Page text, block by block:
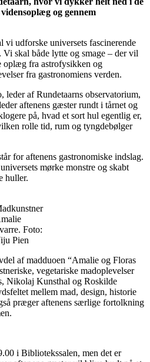
og gennem
vi udforske universets fascinerende
skal både lytte og smage – der vil
oplæg fra astrofysikken og
fra gastronomiens verden.
af Rundetaarns observatorium,
aftenens gæster rundt i tårnet og
på, hvad et sort hul egentlig er,
rolle tid, rum og tyngdebølger
for aftenens gastronomiske indslag.
mørke monstre og skabt
huller.
Foto:
Pien
af madduoen “Amalie og Floras
vegetariske madoplevelser
Nikolaj Kunsthal og Roskilde
mellem mad, design, historie
præger aftenens særlige fortolkning
i Bibliotekssalen, men det er